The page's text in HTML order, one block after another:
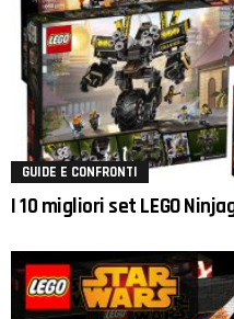
GUIDE E CONFRONTI
I 10 migliori set LEGO